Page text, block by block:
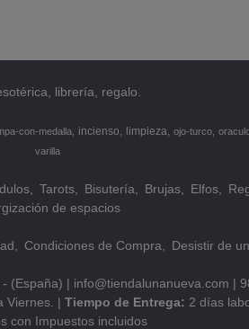
librería, regalo.
con-medalla incienso limpieza ojo-turco
varilla
Tarots Bisutería Brujas Elfos
de espacios
Condiciones de Compra Desistir de
(España) | info@tiendalunanueva.com |
Viernes. | Tiempo de Entrega: 2 días
con Impuestos incluidos